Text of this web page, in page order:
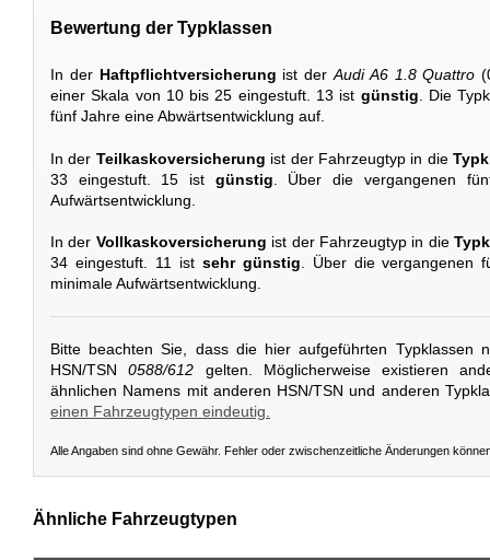
Bewertung der Typklassen
In der Haftpflichtversicherung ist der Audi A6 1.8 Quattro
einer Skala von 10 bis 25 eingestuft. 13 ist günstig . Die
fünf Jahre eine Abwärtsentwicklung auf.
In der Teilkaskoversicherung ist der Fahrzeugtyp in die
33 eingestuft. 15 ist günstig . Über die vergangenen
Aufwärtsentwicklung.
In der Vollkaskoversicherung ist der Fahrzeugtyp in die
34 eingestuft. 11 ist sehr günstig. Über die vergangenen
minimale Aufwärtsentwicklung.
Bitte beachten Sie, dass die hier aufgeführten Typklassen
HSN/TSN0588/612 gelten. Möglicherweise existieren
ähnlichen Namens mit anderen HSN/TSN und anderen
einen Fahrzeugtypen eindeutig.
Alle Angaben sind ohne Gewähr. Fehler oder zwischenzeitliche Änderungen
Ähnliche Fahrzeugtypen